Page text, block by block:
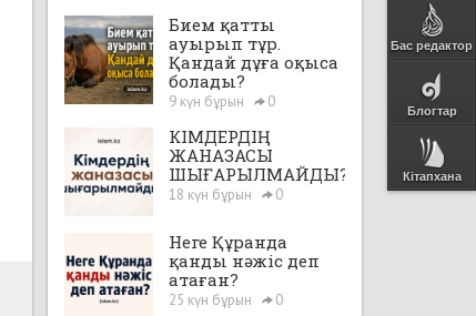
Бас редактор
Блогтар
Кітапхана
Бием қатты
ауырып тұр.
Қандай дұға оқыса
болады?
9 күн бұрын 0
КІМДЕРДІҢ
ЖАНАЗАСЫ
ШЫҒАРЫЛМАЙДЫ?
18 күн бұрын 0
Неге Құранда
қанды нәжіс деп
атаған?
25 күн бұрын 0